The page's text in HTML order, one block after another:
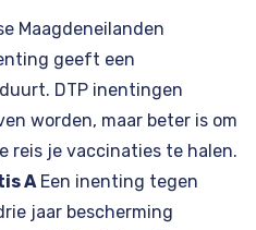
Maagdeneilanden
geeft een
DTP inentingen
worden, maar beter is om
reis je vaccinaties te halen.
AEen inenting tegen
jaar bescherming